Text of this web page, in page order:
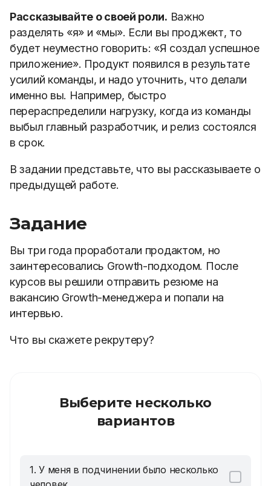
Рассказывайте о своей роли. Важно
разделять «я» и «мы». Если вы проджект, то
будет неуместно говорить: «Я создал успешное
приложение». Продукт появился в результате
усилий команды, и надо уточнить, что делали
именно вы. Например, быстро
перераспределили нагрузку, когда из команды
выбыл главный разработчик, и релиз состоялся
в срок.
В задании представьте, что вы рассказываете о
предыдущей работе.
Задание
Вы три года проработали продактом, но
заинтересовались Growth-подходом. После
курсов вы решили отправить резюме на
вакансию Growth-менеджера и попали на
интервью.
Что вы скажете рекрутеру?
Выберите несколько
вариантов
1. У меня в подчинении было несколько